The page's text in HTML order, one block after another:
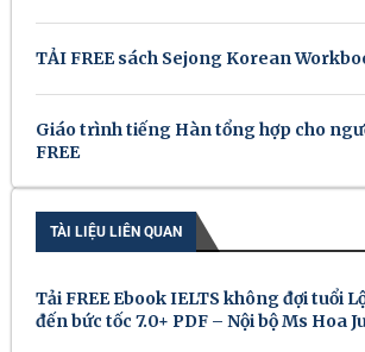
TẢI FREE sách Sejong Korean
Giáo trình tiếng Hàn tổng hợp cho
FREE
TÀI LIỆU LIÊN QUAN
Tải FREE Ebook IELTS không đợi tuổi
đến bức tốc 7.0+ PDF – Nội bộ Ms Hoa